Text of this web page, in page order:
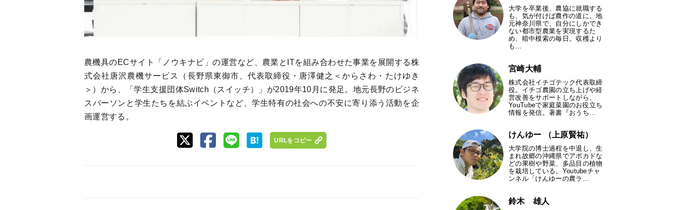
農機具のECサイト「ノウキナビ」の運営など、農業とITを組み合わせた事業を展開する株
式会社唐沢農機サービス（長野県東御市、代表取締役・唐澤健之＜からさわ・たけゆき
＞）から、「学生支援団体Switch（スイッチ）」が2019年10月に発足。地元長野のビジネ
スパーソンと学生たちを結ぶイベントなど、学生特有の社会への不安に寄り添う活動を企
画運営する。
URLをコピー
大学を卒業後、農協に就職する
も、気が付けば農作の道に。地
元神奈川県で、自分にしかでき
ない都市型農業を実現するた
め、暗中模索の毎日。収穫より
も…
宮崎大輔
株式会社イチゴテック代表取締
役。イチゴ農園の立ち上げや経
営改善をサポートしながら、
YouTubeで家庭菜園のお役立ち
情報を発信。著書『おうち…
けんゆー （上原賢祐）
大学院の博士過程を中退し、生
まれ故郷の沖縄県でアボカドな
どの果樹や野菜、多品目の植物
を栽培している。Youtubeチャ
ンネル「けんゆーの農ラ…
鈴木 雄人